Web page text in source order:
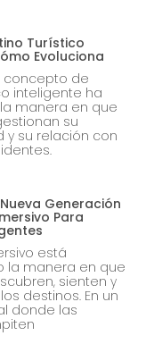
Turístico
Evoluciona
concepto de
inteligente ha
manera en que
su
y su relación con
Generación
Para
está
la manera en que
sienten y
destinos. En un
donde las